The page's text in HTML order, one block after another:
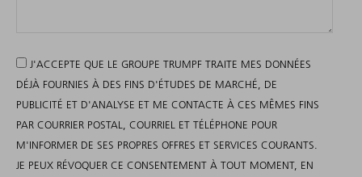
J'ACCEPTE QUE LE GROUPE TRUMPF TRAITE MES DONNÉES
DÉJÀ FOURNIES À DES FINS D'ÉTUDES DE MARCHÉ, DE
PUBLICITÉ ET D'ANALYSE ET ME CONTACTE À CES MÊMES FINS
PAR COURRIER POSTAL, COURRIEL ET TÉLÉPHONE POUR
M'INFORMER DE SES PROPRES OFFRES ET SERVICES COURANTS.
JE PEUX RÉVOQUER CE CONSENTEMENT À TOUT MOMENT, EN